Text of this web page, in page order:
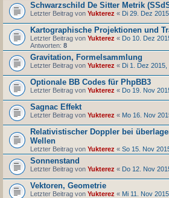
Schwarzschild De Sitter Metrik
Letzter Beitrag von Yukterez « Di 29. Dez
Kartographische Projektionen und
Letzter Beitrag von Yukterez « Do 10. Dez
Antworten: 8
Gravitation, Formelsammlung
Letzter Beitrag von Yukterez « Di 1. Dez 2015,
Optionale BB Codes für PhpBB3
Letzter Beitrag von Yukterez « Do 19. Nov
Sagnac Effekt
Letzter Beitrag von Yukterez « Mo 16. Nov
Relativistischer Doppler bei
Wellen
Letzter Beitrag von Yukterez « So 15. Nov
Sonnenstand
Letzter Beitrag von Yukterez « Do 12. Nov
Vektoren, Geometrie
Letzter Beitrag von Yukterez « Mi 11. Nov